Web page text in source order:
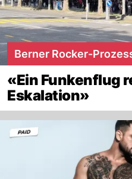
Berner Rocker-
«Ein Funkenflug
Eskalation»